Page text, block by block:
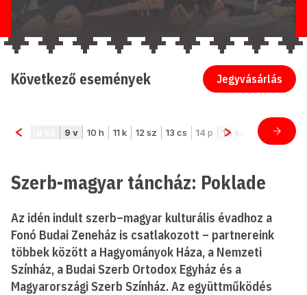
Jegyvásárlás
Következő események
Szerb-magyar táncház: Poklade
Az idén indult szerb–magyar kulturális évadhoz a
Fonó Budai Zeneház is csatlakozott – partnereink
többek között a Hagyományok Háza, a Nemzeti
Színház, a Budai Szerb Ortodox Egyház és a
Magyarországi Szerb Színház. Az együttműködés